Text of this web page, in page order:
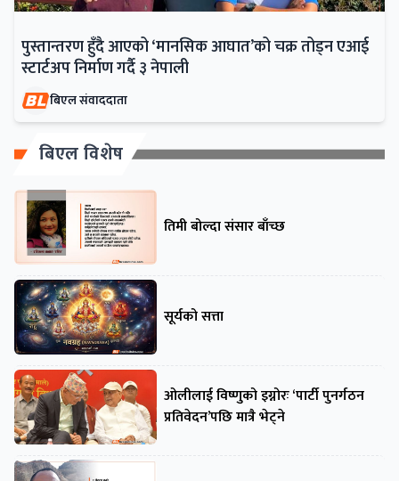
पुस्तान्तरण हुँदै आएको ‘मानसिक आघात’को चक्र तोड्न एआई
स्टार्टअप निर्माण गर्दै ३ नेपाली
बिएल संवाददाता
बिएल विशेष
तिमी बोल्दा संसार बाँच्छ
सूर्यको सत्ता
ओलीलाई विष्णुको इग्नोरः ‘पार्टी पुनर्गठन
प्रतिवेदन’पछि मात्रै भेट्ने